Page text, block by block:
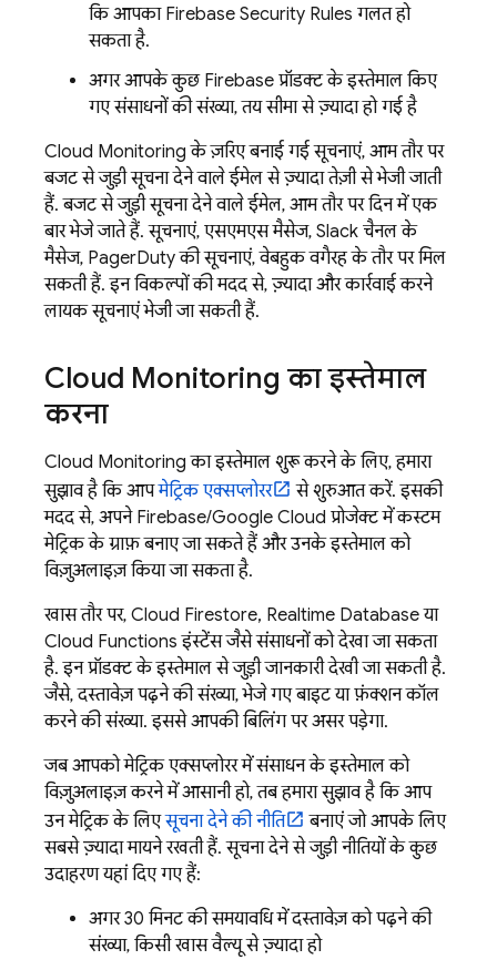
कि आपका Firebase Security Rules गलत हो
सकता है.
अगर आपके कुछ Firebase प्रॉडक्ट के इस्तेमाल किए
गए संसाधनों की संख्या, तय सीमा से ज़्यादा हो गई है
Cloud Monitoring के ज़रिए बनाई गई सूचनाएं, आम तौर पर
बजट से जुड़ी सूचना देने वाले ईमेल से ज़्यादा तेज़ी से भेजी जाती
हैं. बजट से जुड़ी सूचना देने वाले ईमेल, आम तौर पर दिन में एक
बार भेजे जाते हैं. सूचनाएं, एसएमएस मैसेज, Slack चैनल के
मैसेज, PagerDuty की सूचनाएं, वेबहुक वगैरह के तौर पर मिल
सकती हैं. इन विकल्पों की मदद से, ज़्यादा और कार्रवाई करने
लायक सूचनाएं भेजी जा सकती हैं.
Cloud Monitoring का इस्तेमाल
करना
Cloud Monitoring का इस्तेमाल शुरू करने के लिए, हमारा
सुझाव है कि आपमेट्रिक एक्सप्लोरर
से शुरुआत करें. इसकी
मदद से, अपने Firebase/Google Cloud प्रोजेक्ट में कस्टम
मेट्रिक के ग्राफ़ बनाए जा सकते हैं और उनके इस्तेमाल को
विज़ुअलाइज़ किया जा सकता है.
खास तौर पर, Cloud Firestore, Realtime Databaseया
Cloud Functions इंस्टेंस जैसे संसाधनों को देखा जा सकता
है. इन प्रॉडक्ट के इस्तेमाल से जुड़ी जानकारी देखी जा सकती है.
जैसे, दस्तावेज़ पढ़ने की संख्या, भेजे गए बाइट या फ़ंक्शन कॉल
करने की संख्या. इससे आपकी बिलिंग पर असर पड़ेगा.
जब आपको मेट्रिक एक्सप्लोरर में संसाधन के इस्तेमाल को
विज़ुअलाइज़ करने में आसानी हो, तब हमारा सुझाव है कि आप
उन मेट्रिक के लिएसूचना देने की नीति
बनाएं जो आपके लिए
सबसे ज़्यादा मायने रखती हैं. सूचना देने से जुड़ी नीतियों के कुछ
उदाहरण यहां दिए गए हैं:
अगर 30 मिनट की समयावधि में दस्तावेज़ को पढ़ने की
संख्या, किसी खास वैल्यू से ज़्यादा हो